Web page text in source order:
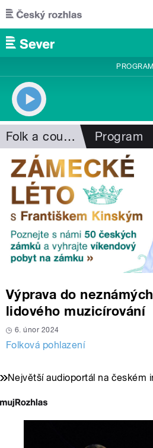
Přejít k hlavnímu obsahu
PROGRAM
Folk a country Program
Výprava do
lidového muzicírování
6. únor 2024
Folková pohlazení
Největší audioportál na českém